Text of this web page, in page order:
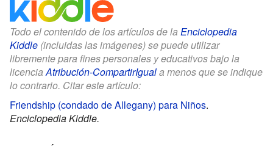
Todo el contenido de los artículos de la Enciclopedia
Kiddle (incluidas las imágenes) se puede utilizar
libremente para fines personales y educativos bajo la
licenciaAtribución-CompartirIguala menos que se indique
lo contrario. Citar este artículo:
Friendship (condado de Allegany) para Niños.
Enciclopedia Kiddle.